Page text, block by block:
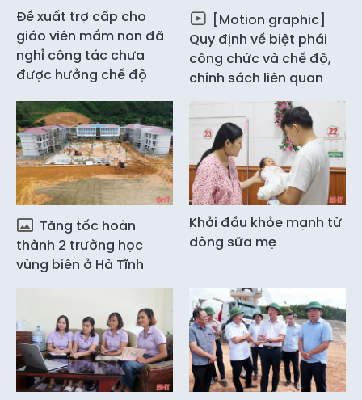
Đề xuất trợ cấp cho
giáo viên mầm non đã
nghỉ công tác chưa
được hưởng chế độ
[Motion graphic]
Quy định về biệt phái
công chức và chế độ,
chính sách liên quan
Tăng tốc hoàn
thành 2 trường học
vùng biên ở Hà Tĩnh
Khởi đầu khỏe mạnh từ
dòng sữa mẹ